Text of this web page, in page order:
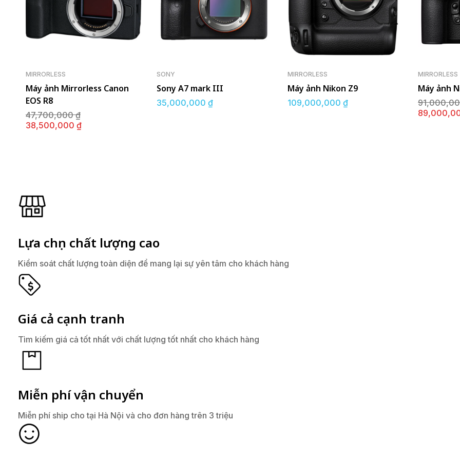
MIRRORLESS
Máy ảnh Mirrorless Canon
EOS R8
47,700,000₫
38,500,000 ₫
SONY
Sony A7 mark III
35,000,000 ₫
MIRRORLESS
Máy ảnh Nikon Z9
109,000,000 ₫
MIRRORLESS
Máy ảnh
Lựa chọn chất lượng cao
Kiểm soát chất lượng toàn diện để mang lại sự yên tâm cho khách hàng
Giá cả cạnh tranh
Tìm kiếm giá cả tốt nhất với chất lượng tốt nhất cho khách hàng
Miễn phí vận chuyển
Miễn phí ship cho tại Hà Nội và cho đơn hàng trên 3 triệu